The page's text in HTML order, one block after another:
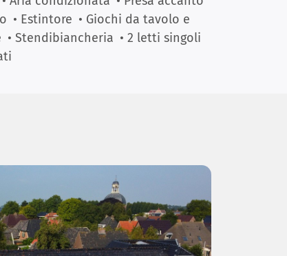
• Estintore • Giochi da tavolo e
• Stendibiancheria • 2 letti singoli